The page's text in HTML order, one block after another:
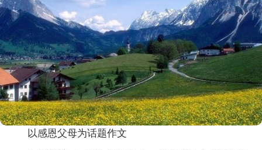
以感恩父母为话题作文